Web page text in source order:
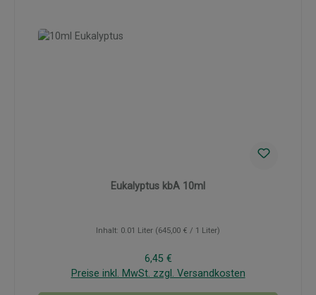
Eukalyptus kbA 10ml
Inhalt: 0.01 Liter (645,00 € / 1 Liter)
Regulärer Preis:
6,45 €
Preise inkl. MwSt. zzgl. Versandkosten